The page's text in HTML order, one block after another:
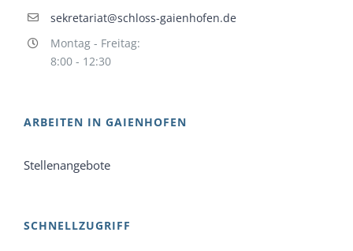
sekretariat@schloss-gaienhofen.de
Montag - Freitag:
8:00 - 12:30
ARBEITEN IN GAIENHOFEN
Stellenangebote
SCHNELLZUGRIFF